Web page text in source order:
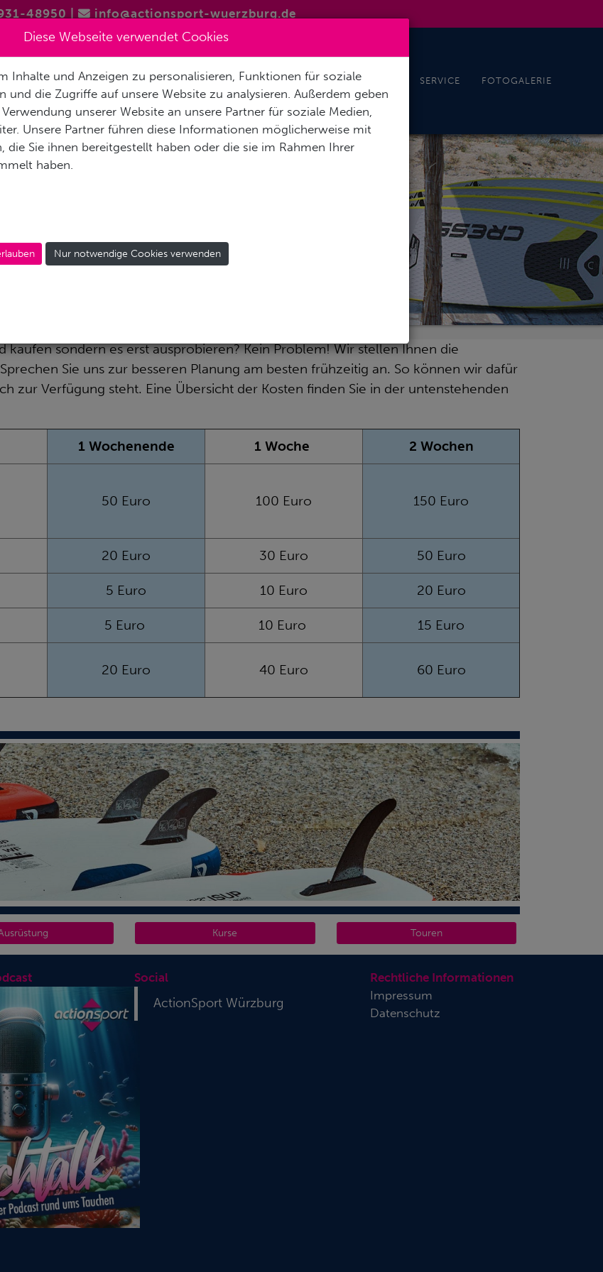
48950 info@actionsport-wuerzburg.de
SUP SKIFAHREN LANGLAUF REISEN UND EVENTS SERVICE FOTOGALERIE
SUP - VERLEIH
sondern es erst ausprobieren? Kein Problem! Wir stellen Ihnen die
Sie uns zur besseren Planung am besten frühzeitig an. So können wir dafür
zur Verfügung steht. Eine Übersicht der Kosten finden Sie in der untenstehenden
1 Wochenende 1 Woche 2 Wochen
50 Euro 100 Euro 150 Euro
20 Euro 30 Euro 50 Euro
5 Euro 10 Euro 20 Euro
5 Euro 10 Euro 15 Euro
20 Euro 40 Euro 60 Euro
Kurse Touren
Social
ActionSport Würzburg
Rechtliche Informationen
Impressum
Datenschutz
Diese Webseite verwendet Cookies
Inhalte und Anzeigen zu personalisieren, Funktionen für soziale
und die Zugriffe auf unsere Website zu analysieren. Außerdem geben
unserer Website an unsere Partner für soziale Medien,
Unsere Partner führen diese Informationen möglicherweise mit
die Sie ihnen bereitgestellt haben oder die sie im Rahmen Ihrer
haben.
Nur notwendige Cookies verwenden